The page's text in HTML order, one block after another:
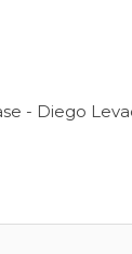
- Diego